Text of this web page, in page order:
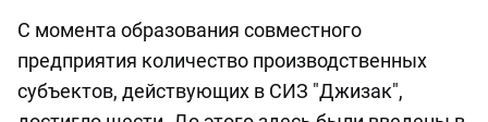
С момента образования совместного
предприятия количество производственных
субъектов, действующих в СИЗ "Джизак",